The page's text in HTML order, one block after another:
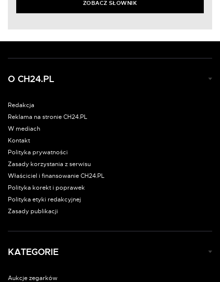
ZOBACZ SŁOWNIK
O CH24.PL
Redakcja
Reklama na stronie CH24.PL
W mediach
Kontakt
Polityka prywatności
Zasady korzystania z serwisu
Właściciel i finansowanie CH24.PL
Polityka korekt i poprawek
Polityka etyki redakcyjnej
Zasady publikacji
KATEGORIE
Aukcje zegarków